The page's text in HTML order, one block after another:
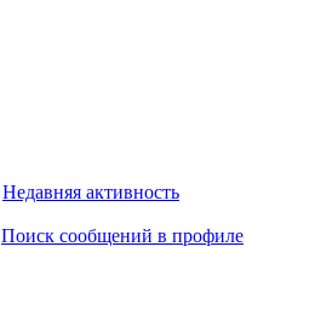
Недавняя активность
Поиск сообщений в профиле